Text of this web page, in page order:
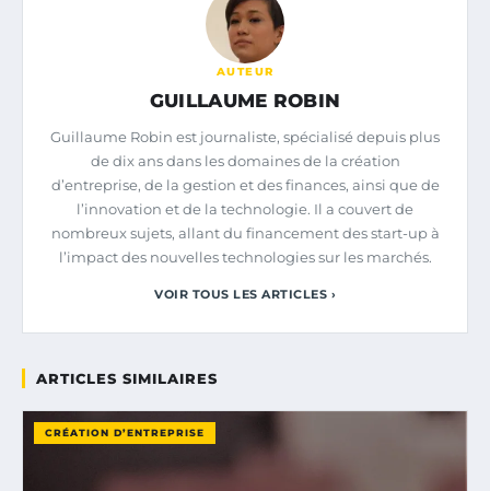
AUTEUR
GUILLAUME ROBIN
Guillaume Robin est journaliste, spécialisé depuis plus
de dix ans dans les domaines de la création
d’entreprise, de la gestion et des finances, ainsi que de
l’innovation et de la technologie. Il a couvert de
nombreux sujets, allant du financement des start-up à
l’impact des nouvelles technologies sur les marchés.
VOIR TOUS LES ARTICLES ›
ARTICLES SIMILAIRES
CRÉATION D’ENTREPRISE